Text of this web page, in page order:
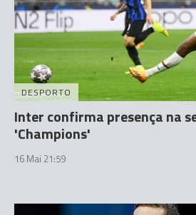
DESPORTO
Inter confirma presença na
'Champions'
16 Mai 21:59